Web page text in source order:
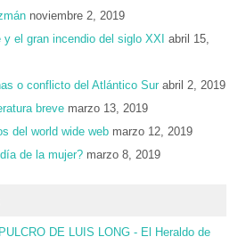
noviembre 2, 2019
el gran incendio del siglo XXI
abril 15,
o conflicto del Atlántico Sur abril 2, 2019
breve marzo 13, 2019
del world wide web marzo 12, 2019
de la mujer? marzo 8, 2019
DE LUIS LONG - El Heraldo de